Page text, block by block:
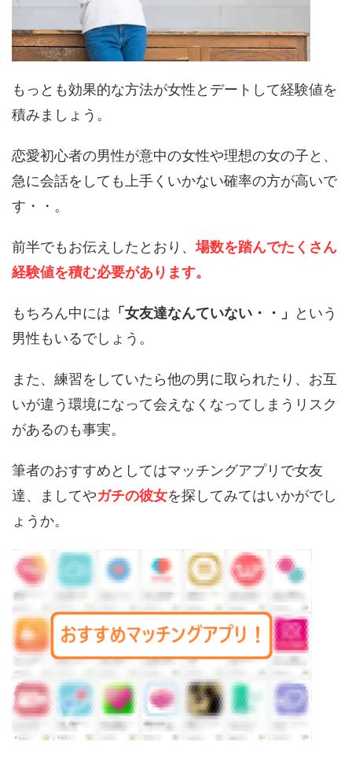
もっとも効果的な方法が女性とデートして経験値を
積みましょう。
恋愛初心者の男性が意中の女性や理想の女の子と、
急に会話をしても上手くいかない確率の方が高いで
す・・。
前半でもお伝えしたとおり、場数を踏んでたくさん
経験値を積む必要があります。
もちろん中には 「女友達なんていない・・」
という
男性もいるでしょう。
また、練習をしていたら他の男に取られたり、お互
いが違う環境になって会えなくなってしまうリスク
があるのも事実。
筆者のおすすめとしてはマッチングアプリで女友
達、ましてやガチの彼女を探してみてはいかがでし
ょうか。